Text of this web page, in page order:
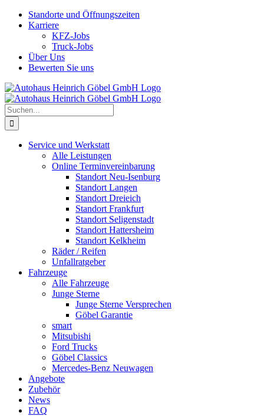
Skip
Standorte und Öffnungszeiten
Karriere
KFZ-Jobs
Truck-Jobs
Über Uns
Bewerten Sie uns
Suche
nach:
Service und Werkstatt
Alle Leistungen
Online Terminvereinbarung
Standort Neu-Isenburg
Standort Langen
Standort Dreieich
Standort Frankfurt
Standort Seligenstadt
Standort Hattersheim
Standort Kelkheim
Räder / Reifen
Unfallratgeber
Fahrzeuge
Alle Fahrzeuge
Junge Sterne
Junge Sterne Versprechen
Göbel Garantie
smart
Mitsubishi
Ford Trucks
Göbel Classics
Mercedes-Benz Neuwagen
Angebote
Zubehör
News
FAQ